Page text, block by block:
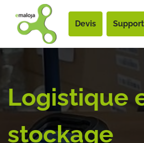
Devis Support
Logistique
stockage